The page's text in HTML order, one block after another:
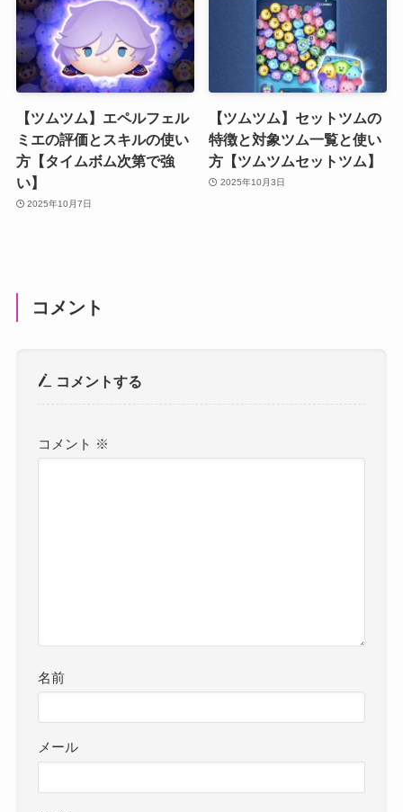
【ツムツム】エペルフェル
ミエの評価とスキルの使い
方【タイムボム次第で強
い】
2025年10月7日
【ツムツム】セットツムの
特徴と対象ツム一覧と使い
方【ツムツムセットツム】
2025年10月3日
コメント
コメントする
コメント ※
名前
メール